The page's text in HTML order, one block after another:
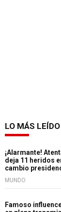
LO MÁS LEÍDO
¡Alarmante!
deja 11 heridos
cambio
MUNDO
Famoso